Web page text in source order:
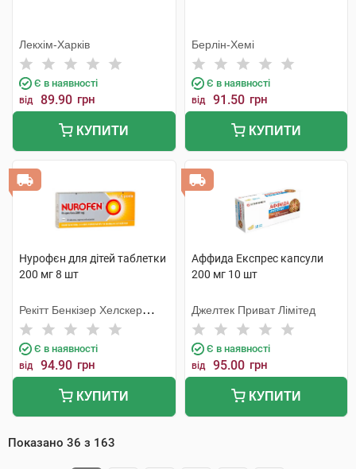
Лекхім-Харків
Є в наявності
від 89.90 грн
КУПИТИ
Берлін-Хемі
Є в наявності
від 91.50 грн
КУПИТИ
Нурофєн для дітей таблетки
200 мг 8 шт
Рекітт Бенкізер Хелскер
Інтернешнл
Є в наявності
від 94.90 грн
КУПИТИ
Аффида Експрес капсули
200 мг 10 шт
Джелтек Приват Лімітед
Є в наявності
від 95.00 грн
КУПИТИ
Показано 36 з 163